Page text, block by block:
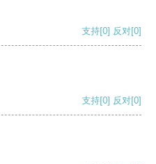
支持[0] 反对[0]
支持[0] 反对[0]